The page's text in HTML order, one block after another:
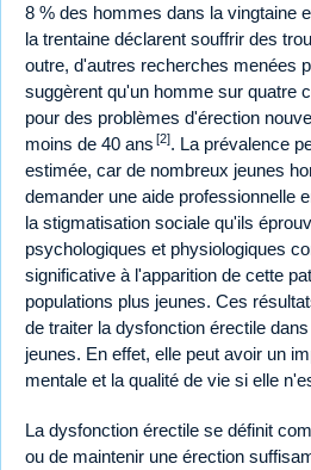
8 % des hommes dans la vingtaine
la trentaine déclarent souffrir des
outre, d'autres recherches menées
suggèrent qu'un homme sur quatre
pour des problèmes d'érection
moins de 40 ans [2]. La prévalence
estimée, car de nombreux jeunes
demander une aide professionnelle
la stigmatisation sociale qu'ils
psychologiques et physiologiques
significative à l'apparition de cette
populations plus jeunes. Ces
de traiter la dysfonction érectile
jeunes. En effet, elle peut avoir un
mentale et la qualité de vie si elle
La dysfonction érectile se définit
ou de maintenir une érection